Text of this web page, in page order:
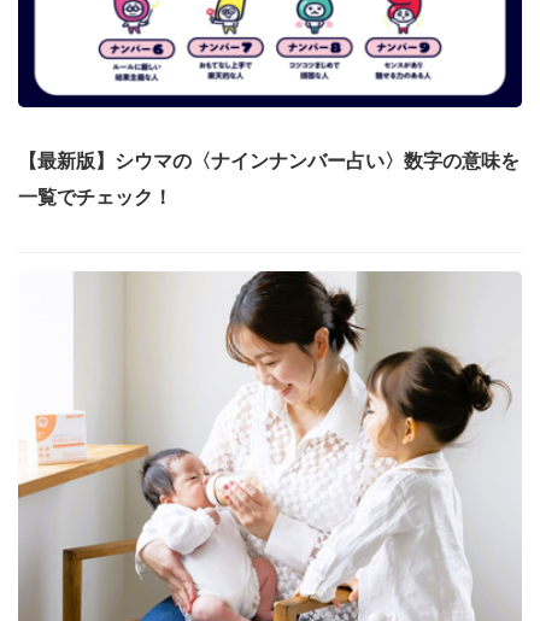
【最新版】シウマの〈ナインナンバー占い〉数字の意味を
一覧でチェック！